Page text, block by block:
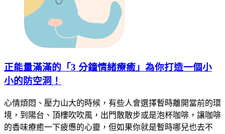
正能量滿滿的「3 分鐘情緒療癒」為你打造一個小
小的防空洞！
心情煩悶、壓力山大的時候，有些人會選擇暫時離開當前的環
境，到陽台、頂樓吹吹風，出門散散步或是泡杯咖啡，讓咖啡
的香味療癒一下疲憊的心靈，但如果你就是暫時哪兒也去不